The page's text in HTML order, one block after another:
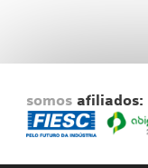
somos afiliados: